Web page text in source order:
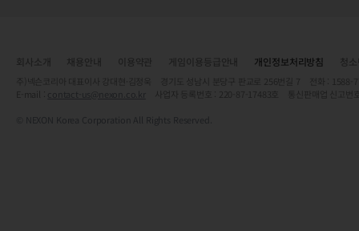
개인정보처리방침
contact-us@nexon.co.kr
© NEXON Korea Corporation All Rights Reserved.